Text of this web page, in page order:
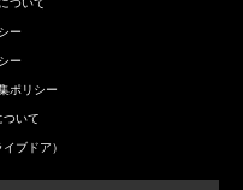
ついて
ー
ー
ポリシー
ついて
ブドア）